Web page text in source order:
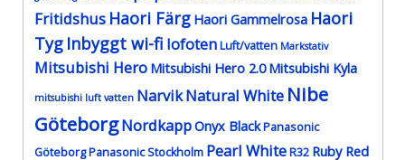
Fritidshus Haori Färg Haori Gammelrosa Haori
Tyg Inbyggt wi-fi lofotenLuft/vatten Markstativ
Mitsubishi Hero Mitsubishi Hero 2.0 Mitsubishi Kyla
mitsubishi luft vatten NarvikNatural White Nibe
GöteborgNordkappOnyx BlackPanasonic
GöteborgPanasonic Stockholm Pearl WhiteR32 Ruby Red